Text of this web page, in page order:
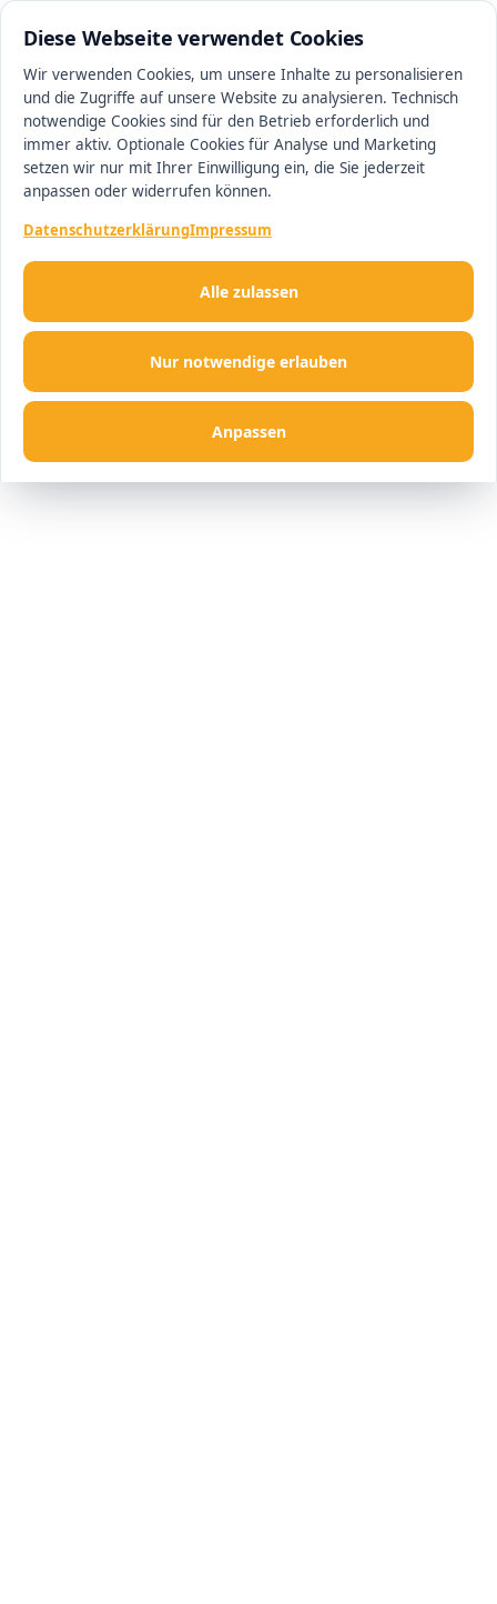
Diese Webseite verwendet Cookies
Wir verwenden Cookies, um unsere Inhalte zu personalisieren
und die Zugriffe auf unsere Website zu analysieren. Technisch
notwendige Cookies sind für den Betrieb erforderlich und
immer aktiv. Optionale Cookies für Analyse und Marketing
setzen wir nur mit Ihrer Einwilligung ein, die Sie jederzeit
anpassen oder widerrufen können.
DatenschutzerklärungImpressum
Nur notwendige erlauben
Anpassen
Alle zulassen